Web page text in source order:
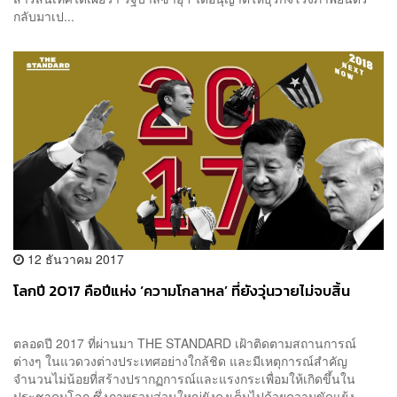
กลับมาเป...
12 ธันวาคม 2017
โลกปี 2017 คือปีแห่ง ‘ความโกลาหล’ ที่ยังวุ่นวายไม่จบสิ้น
ตลอดปี 2017 ที่ผ่านมา THE STANDARD เฝ้าติดตามสถานการณ์
ต่างๆ ในแวดวงต่างประเทศอย่างใกล้ชิด และมีเหตุการณ์สำคัญ
จำนวนไม่น้อยที่สร้างปรากฏการณ์และแรงกระเพื่อมให้เกิดขึ้นใน